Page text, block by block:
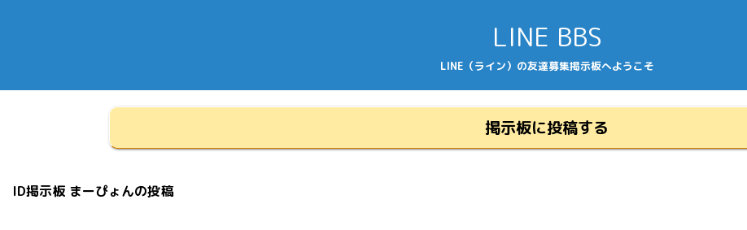
LINE BBS
LINE（ライン）の友達募集掲示板へようこそ
掲示板に投稿する
ID掲示板 まーぴょんの投稿